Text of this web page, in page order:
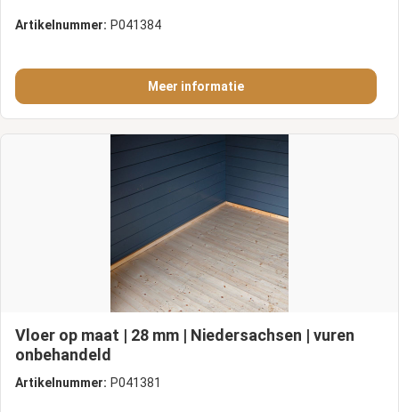
Artikelnummer: P041384
Meer informatie
Vloer op maat | 28 mm | Niedersachsen | vuren
onbehandeld
Artikelnummer: P041381